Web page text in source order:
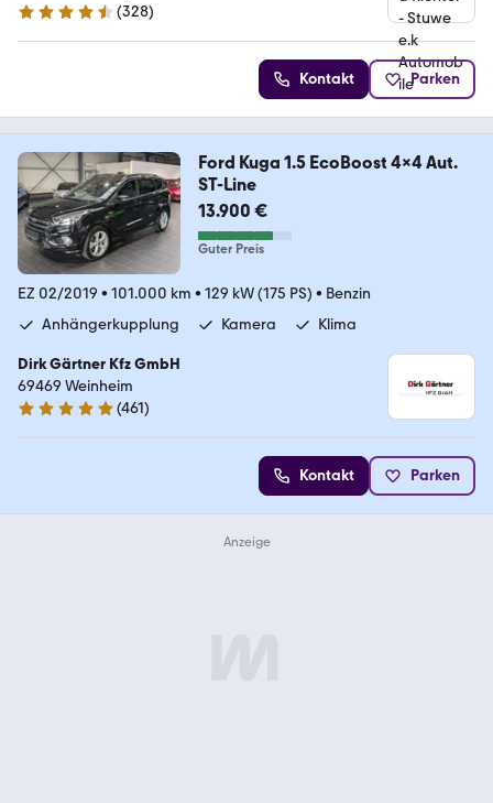
4.6 Sterne
(328)
Kontakt Parken
Ford Kuga 1.5 EcoBoost 4x4 Aut.
ST-Line
13.900 €
Guter Preis
EZ 02/2019 • 101.000 km • 129 kW (175 PS) • Benzin
Anhängerkupplung
Kamera Klima
Dirk Gärtner Kfz GmbH
69469 Weinheim
4.9 Sterne
(461)
Kontakt Parken